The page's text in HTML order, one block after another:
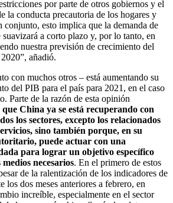
por parte de otros gobiernos y el
la conducta precautoria de los hogares y
conjunto, esto implica que la demanda de
suavizará a corto plazo y, por lo tanto, en
nuestra previsión de crecimiento del
añadió.
con muchos otros – está aumentando su
del PIB para el país para 2021, en el caso
Parte de la razón de esta opinión
que China ya se está recuperando con
los sectores, excepto los relacionados
sino también porque, en su
puede actuar con una
para lograr un objetivo específico
necesarios. En el primero de estos
de la ralentización de los indicadores de
los dos meses anteriores a febrero, en
increíble, especialmente en el sector